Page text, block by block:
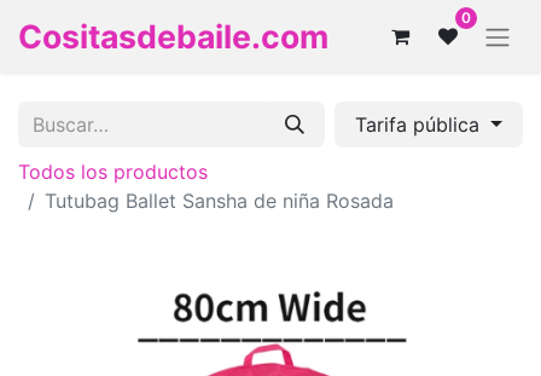
Cositasdebaile.com 0
Tarifa pública
Todos los productos
Tutubag Ballet Sansha de niña Rosada